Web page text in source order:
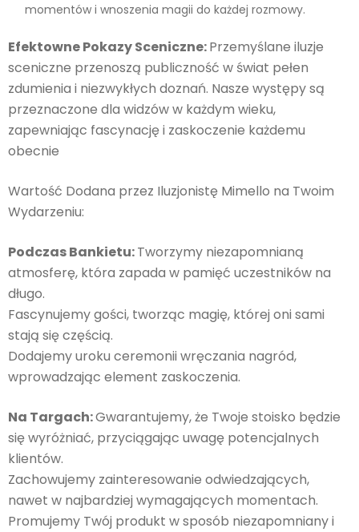
momentów i wnoszenia magii do każdej rozmowy.
Efektowne Pokazy Sceniczne:Przemyślane iluzje
sceniczne przenoszą publiczność w świat pełen
zdumienia i niezwykłych doznań. Nasze występy są
przeznaczone dla widzów w każdym wieku,
zapewniając fascynację i zaskoczenie każdemu
obecnie
Wartość Dodana przez Iluzjonistę Mimello na Twoim
Wydarzeniu:
Podczas Bankietu:Tworzymy niezapomnianą
atmosferę, która zapada w pamięć uczestników na
długo.
Fascynujemy gości, tworząc magię, której oni sami
stają się częścią.
Dodajemy uroku ceremonii wręczania nagród,
wprowadzając element zaskoczenia.
Na Targach:Gwarantujemy, że Twoje stoisko będzie
się wyróżniać, przyciągając uwagę potencjalnych
klientów.
Zachowujemy zainteresowanie odwiedzających,
nawet w najbardziej wymagających momentach.
Promujemy Twój produkt w sposób niezapomniany i